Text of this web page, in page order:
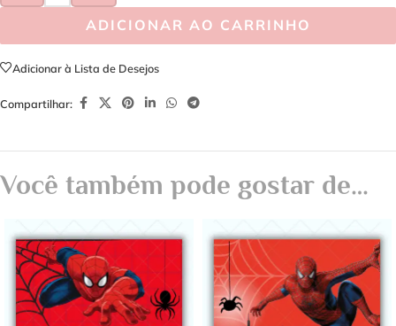
ADICIONAR AO CARRINHO
Adicionar à Lista de Desejos
Compartilhar:
Você também pode gostar de…